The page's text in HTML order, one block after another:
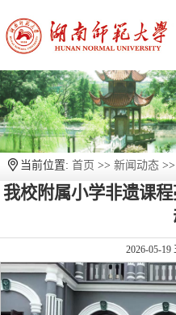
当前位置: 首页 >> 新闻动态 >>
我校附属小学非遗课
2026-05-19